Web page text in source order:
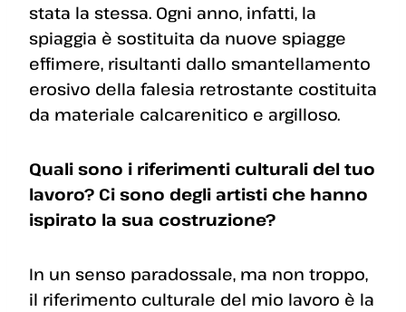
stata la stessa. Ogni anno, infatti, la
spiaggia è sostituita da nuove spiagge
effimere, risultanti dallo smantellamento
erosivo della falesia retrostante costituita
da materiale calcarenitico e argilloso.
Quali sono i riferimenti culturali del tuo
lavoro? Ci sono degli artisti che hanno
ispirato la sua costruzione?
In un senso paradossale, ma non troppo,
il riferimento culturale del mio lavoro è la